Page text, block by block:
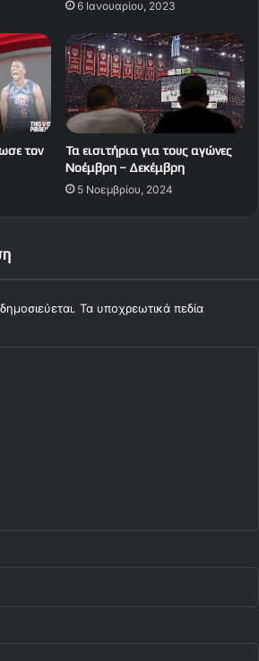
6 Ιανουαρίου, 2023
τον
Τα εισιτήρια για τους αγώνες
Νοέμβρη – Δεκέμβρη
5 Νοεμβρίου, 2024
Τα υποχρεωτικά πεδία